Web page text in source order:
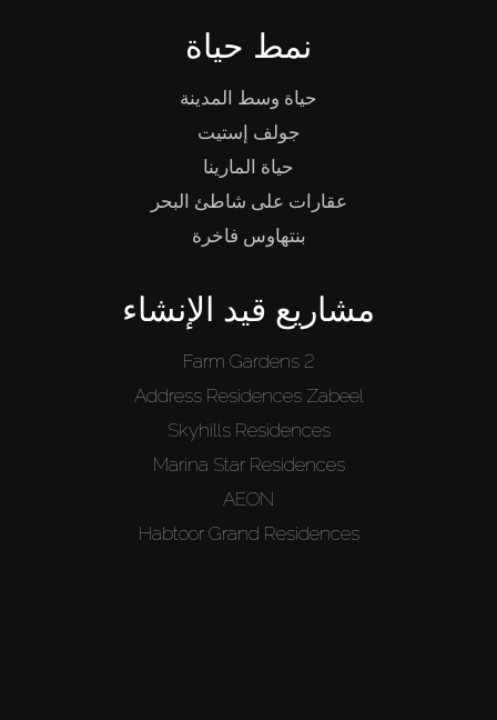
نمط حياة
حياة وسط المدينة
جولف إستيت
حياة المارينا
عقارات على شاطئ البحر
بنتهاوس فاخرة
مشاريع قيد الإنشاء
Farm Gardens 2
Address Residences Zabeel
Skyhills Residences
Marina Star Residences
AEON
Habtoor Grand Residences